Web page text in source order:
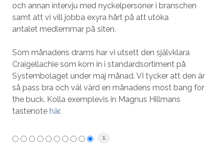
och annan intervju med nyckelpersoner i branschen
samt att vi vill jobba exyra hårt på att utöka
antalet medlemmar på siten.
Som månadens drams har vi utsett den självklara
Craigellachie som kom in i standardsortiment på
Systembolaget under maj månad. VI tycker att den är
så pass bra och väl värd en månadens most bang for
the buck. Kolla exemplevis in Magnus Hillmans
tastenote här.
1